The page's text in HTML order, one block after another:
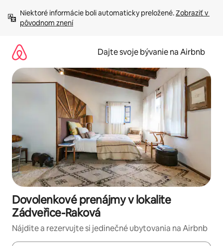
obsah.
Niektoré informácie boli automaticky preložené. Zobraziť v
pôvodnom znení
Dajte svoje bývanie na Airbnb
Dovolenkové prenájmy v lokalite
Zádveřice-Raková
Nájdite a rezervujte si jedinečné ubytovania na Airbnb